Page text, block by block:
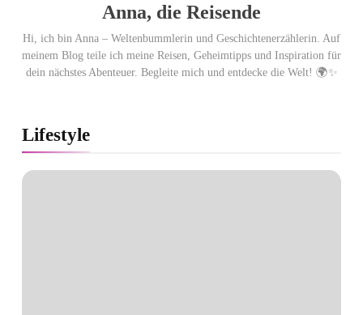
Anna, die Reisende
Hi, ich bin Anna – Weltenbummlerin und Geschichtenerzählerin. Auf
meinem Blog teile ich meine Reisen, Geheimtipps und Inspiration für
dein nächstes Abenteuer. Begleite mich und entdecke die Welt! 🌍✨
Lifestyle